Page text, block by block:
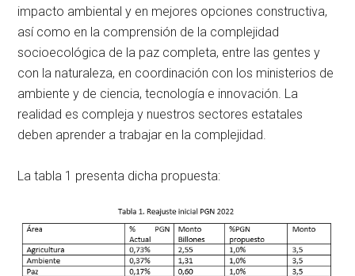
impacto ambiental y en mejores opciones constructiva,
así como en la comprensión de la complejidad
socioecológica de la paz completa, entre las gentes y
con la naturaleza, en coordinación con los ministerios de
ambiente y de ciencia, tecnología e innovación. La
realidad es compleja y nuestros sectores estatales
deben aprender a trabajar en la complejidad.
La tabla 1 presenta dicha propuesta: